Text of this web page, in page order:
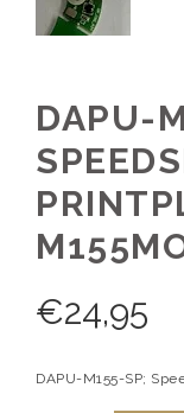
DAPU-
€24,95
DAPU-M155-SP;